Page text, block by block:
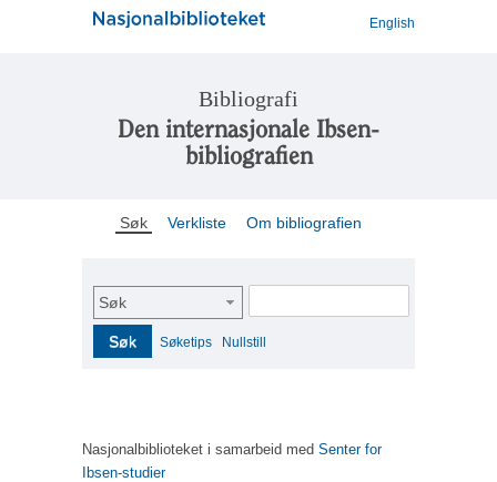
English
Bibliografi
Den internasjonale Ibsen-
bibliografien
Søk Verkliste Om bibliografien
Søk
Søk Søketips Nullstill
Nasjonalbiblioteket i samarbeid med Senter for
Ibsen-studier